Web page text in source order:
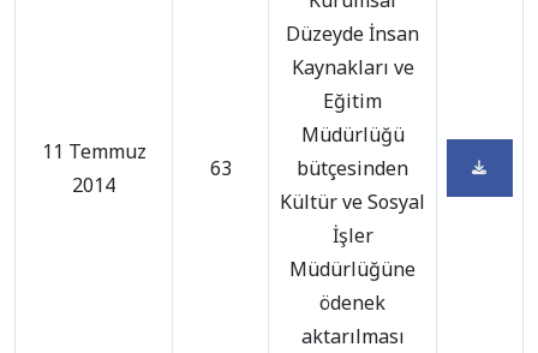
11 Temmuz
2014
63
Düzeyde İnsan
Kaynakları ve
Eğitim
Müdürlüğü
bütçesinden
Kültür ve Sosyal
İşler
Müdürlüğüne
ödenek
aktarılması